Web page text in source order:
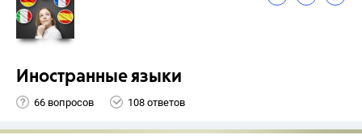
Иностранные языки
66 вопросов 108 ответов